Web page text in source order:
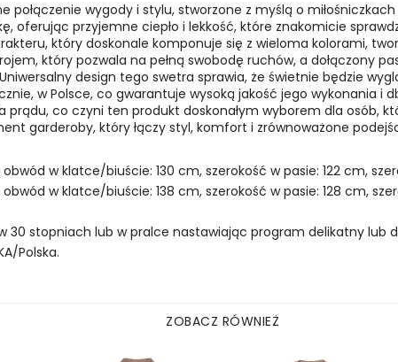
wygody i stylu, stworzone z myślą o
oferując przyjemne ciepło i lekkość, które znakomicie
który doskonale komponuje się z wieloma kolorami,
który pozwala na pełną swobodę ruchów, a dołączony
design tego swetra sprawia, że świetnie będzie
w Polsce, co gwarantuje wysoką jakość jego wykonania i
prądu, co czyni ten produkt doskonałym wyborem dla osób,
garderoby, który łączy styl, komfort i zrównoważone
w klatce/biuście: 130 cm, szerokość w pasie: 122 cm,
w klatce/biuście: 138 cm, szerokość w pasie: 128 cm,
30 stopniach lub w pralce nastawiając program delikatny lub
Polska.
ZOBACZ RÓWNIEŻ